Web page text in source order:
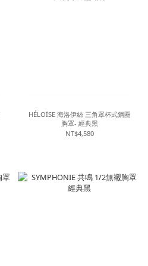
HÉLOÏSE 海洛伊絲 三角罩杯式鋼圈
胸罩- 經典黑
NT$4,580